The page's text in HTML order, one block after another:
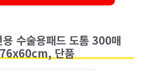
용 수술용패드 도톰 300매
76x60cm, 단품